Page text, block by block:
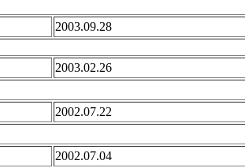
2003.09.28
2003.02.26
2002.07.22
2002.07.04